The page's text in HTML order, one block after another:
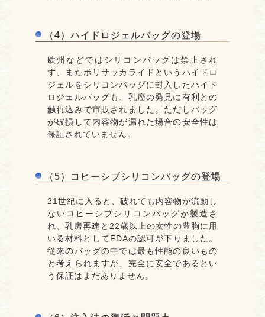
（4）ハイドロジェルバッグの登場
欧州などではシリコンバッグは禁止され
ず、またポリサッカライドというハイドロ
ジェルをシリコンバッグに封入したハイド
ロジェルバッグも、乳癌の発見に有利との
触れ込みで市販されました。ただしバッグ
が破損して内容物が漏れた場合の安全性は
保証されていません。
（5）コヒーシブシリコンバッグの登場
21世紀に入ると、破れても内容物が流動し
ないコヒーシブシリコンバッグが製造さ
れ、乳房再建と22歳以上の女性の豊胸に用
いる材料としてFDAの認可が下りました。
従来のバッグの中では最も性能の良いもの
と考えられますが、完全に安全であるとい
う保証はまだありません。